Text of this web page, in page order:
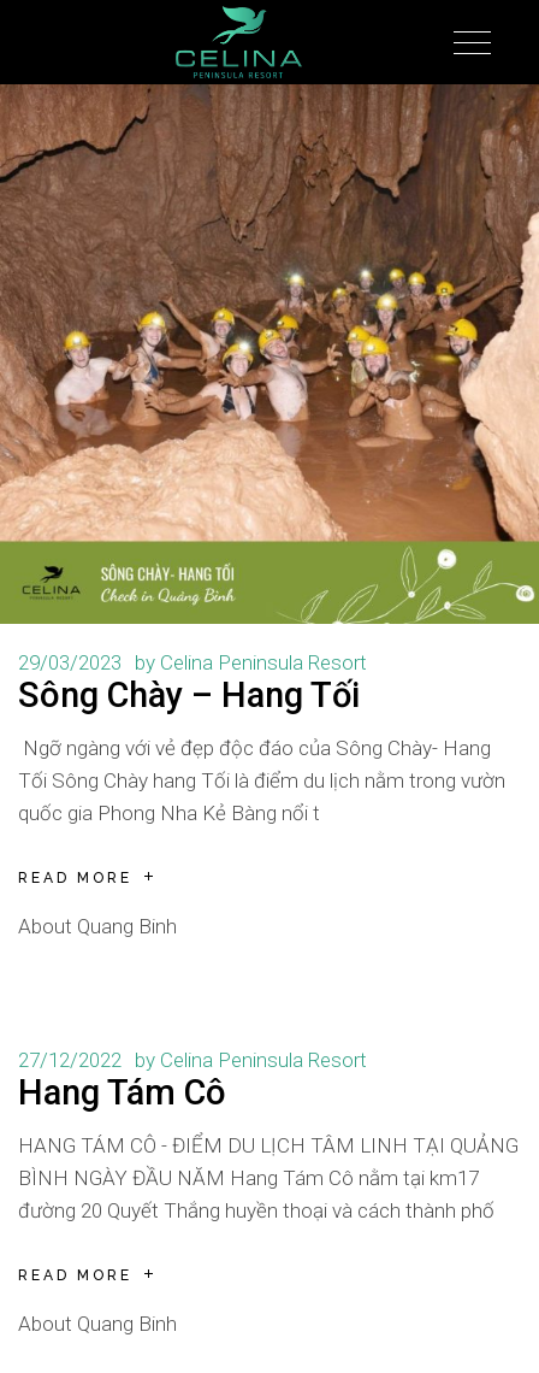
29/03/2023 by Celina Peninsula Resort
Sông Chày – Hang Tối
Ngỡ ngàng với vẻ đẹp độc đáo của Sông Chày- Hang
Tối Sông Chày hang Tối là điểm du lịch nằm trong vườn
quốc gia Phong Nha Kẻ Bàng nổi t
READ MORE
About Quang Binh
27/12/2022 by Celina Peninsula Resort
Hang Tám Cô
HANG TÁM CÔ - ĐIỂM DU LỊCH TÂM LINH TẠI QUẢNG
BÌNH NGÀY ĐẦU NĂM Hang Tám Cô nằm tại km17
đường 20 Quyết Thắng huyền thoại và cách thành phố
READ MORE
About Quang Binh